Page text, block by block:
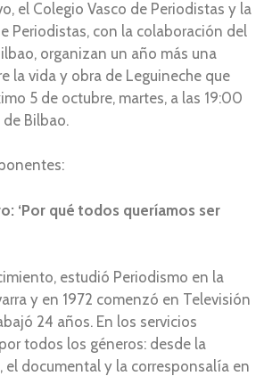
el Colegio Vasco de Periodistas y la
Periodistas, con la colaboración del
organizan un año más una
la vida y obra de Leguineche que
5 de octubre, martes, a las 19:00
Bilbao.
‘Por qué todos queríamos ser
estudió Periodismo en la
y en 1972 comenzó en Televisión
24 años. En los servicios
todos los géneros: desde la
el documental y la corresponsalía en